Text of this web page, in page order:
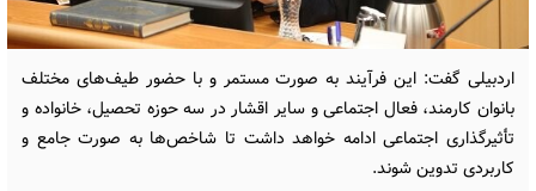
اردبیلی گفت: این فرآیند به صورت مستمر و با حضور طیف‌های مختلف
بانوان کارمند، فعال اجتماعی و سایر اقشار در سه حوزه تحصیل، خانواده و
تأثیرگذاری اجتماعی ادامه خواهد داشت تا شاخص‌ها به صورت جامع و
کاربردی تدوین شوند.